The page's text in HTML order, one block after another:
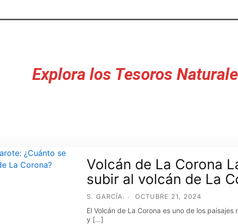
Explora los Tesoros
Volcán de La Corona
subir al volcán de La
S. GARCÍA. OCTUBRE 21, 2024
El Volcán de La Corona es uno de los
y […]